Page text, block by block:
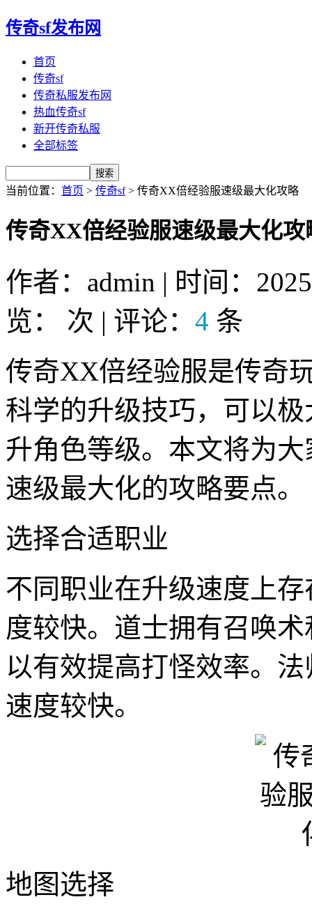
传奇sf发布网
首页
传奇sf
传奇私服发布网
热血传奇sf
新开传奇私服
全部标签
当前位置： 首页 > 传奇sf> 传奇XX倍经验服速级最大化攻略
传奇XX倍经验服速级最大化攻
作者：admin | 时间：
览：
次 | 评论： 4 条
传奇XX倍经验服是传奇
科学的升级技巧，可以
升角色等级。本文将为
速级最大化的攻略要点。
选择合适职业
不同职业在升级速度上
度较快。道士拥有召唤
以有效提高打怪效率。
速度较快。
地图选择